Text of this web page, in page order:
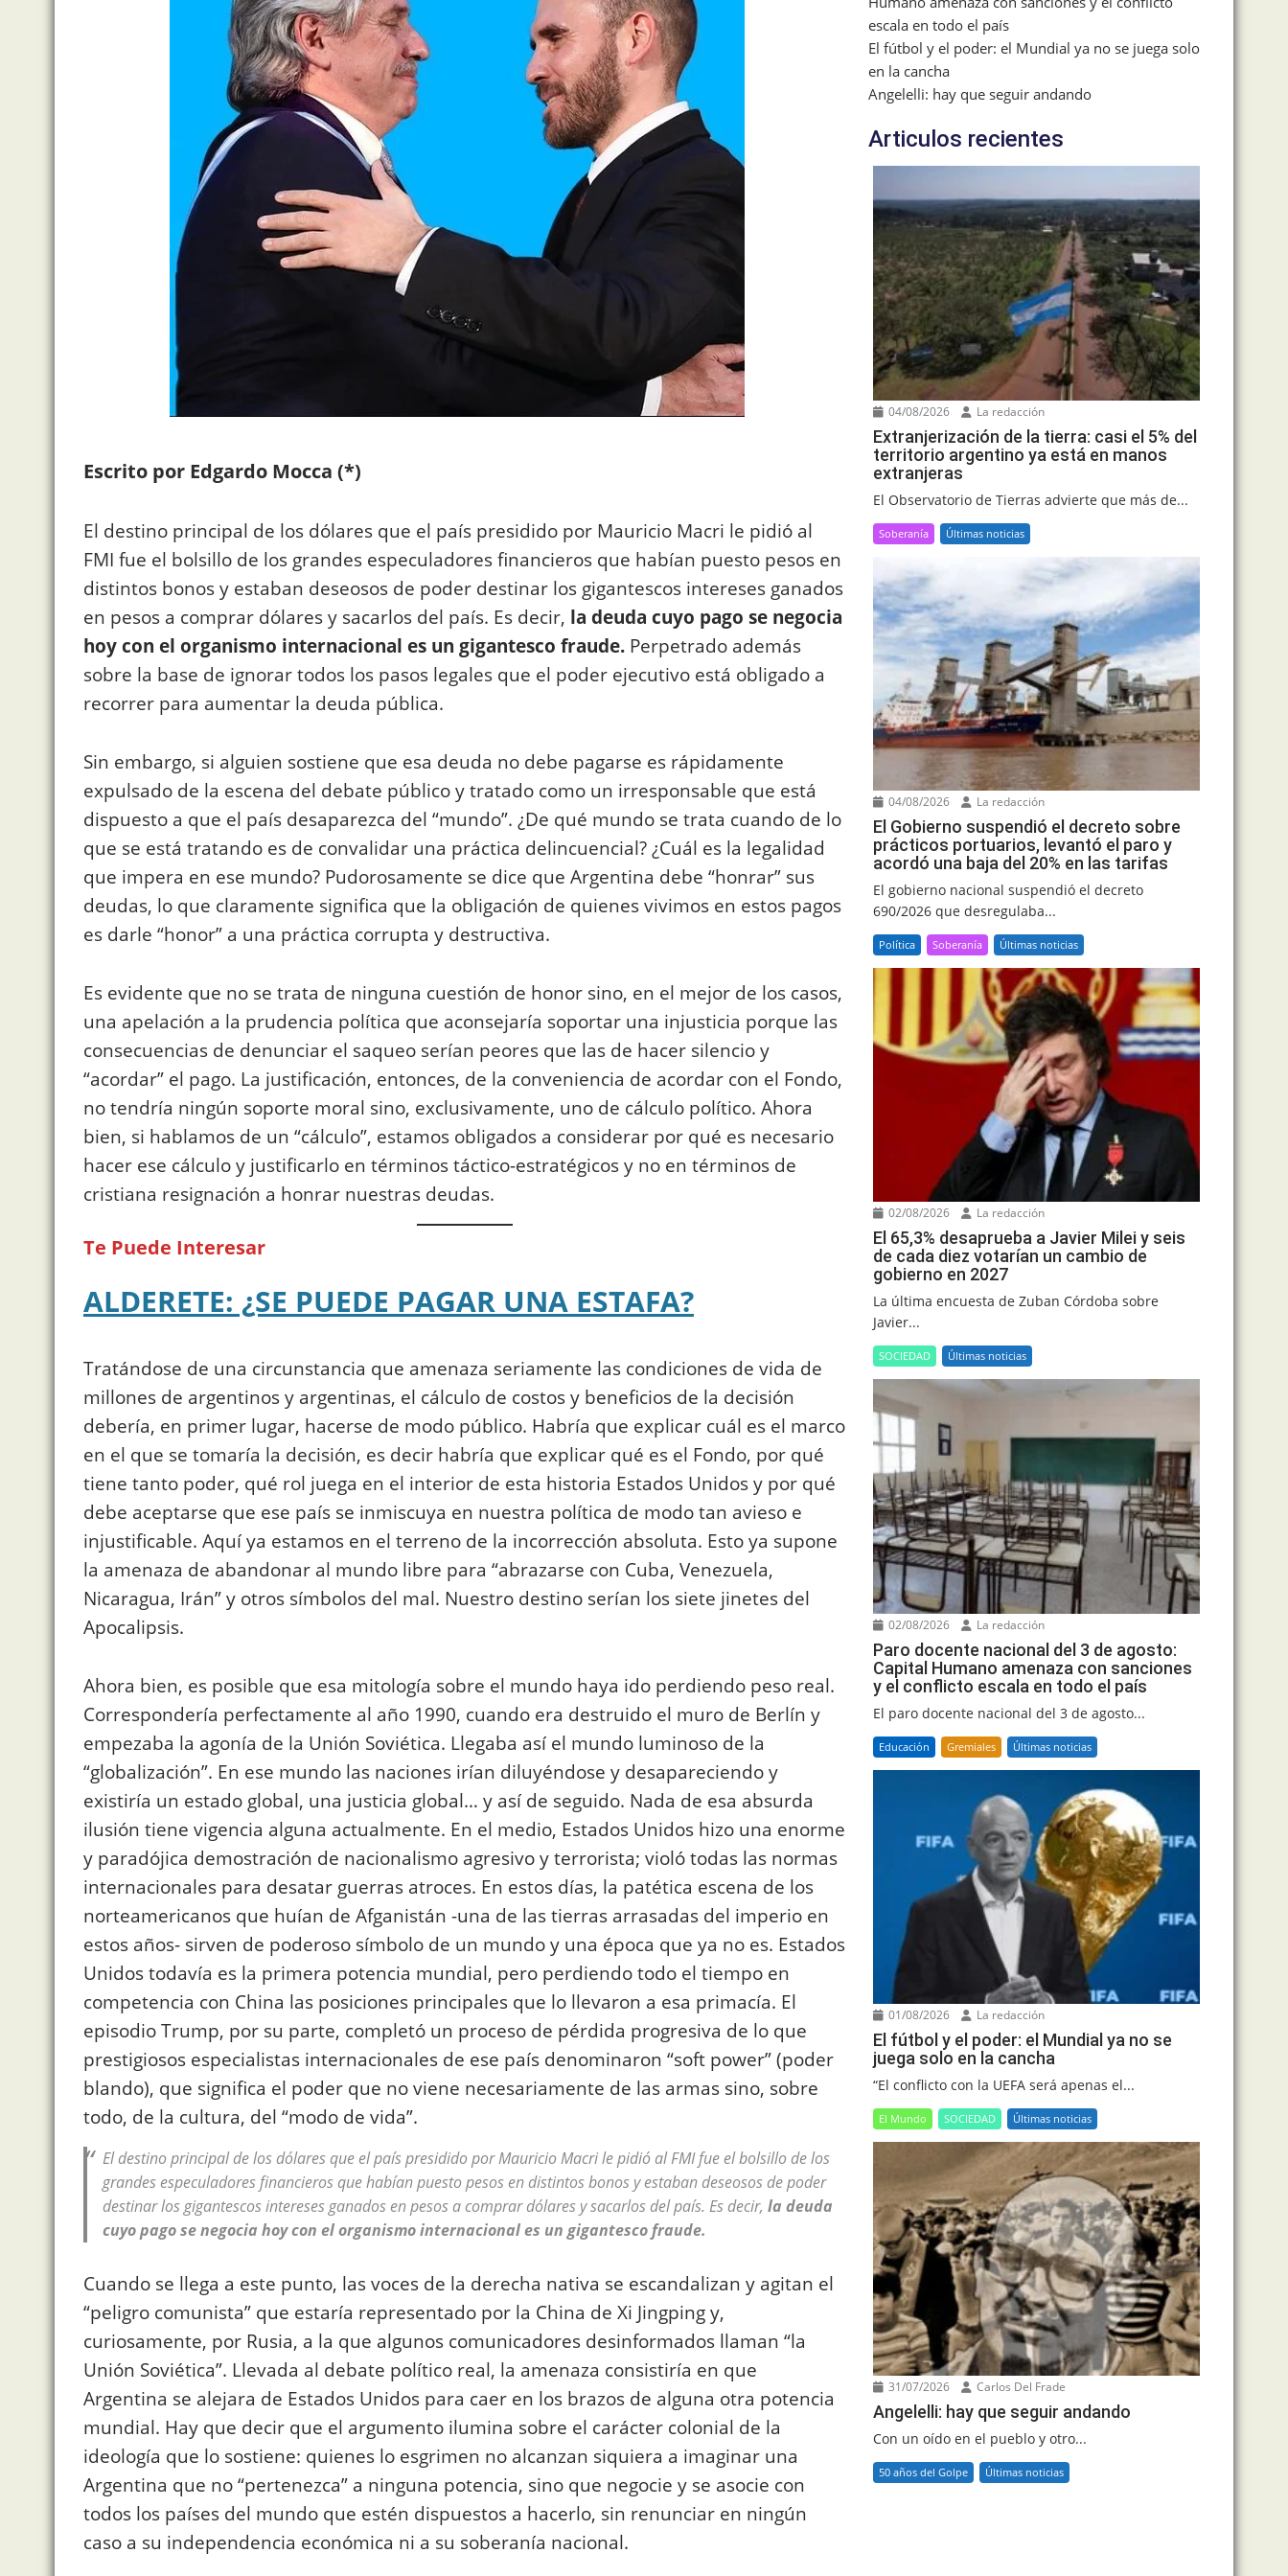
Escrito por Edgardo Mocca (*)
El destino principal de los dólares que el país presidido por Mauricio Macri le pidió al
FMI fue el bolsillo de los grandes especuladores financieros que habían puesto pesos en
distintos bonos y estaban deseosos de poder destinar los gigantescos intereses ganados
en pesos a comprar dólares y sacarlos del país. Es decir, la deuda cuyo pago se negocia
hoy con el organismo internacional es un gigantesco fraude. Perpetrado además
sobre la base de ignorar todos los pasos legales que el poder ejecutivo está obligado a
recorrer para aumentar la deuda pública.
Sin embargo, si alguien sostiene que esa deuda no debe pagarse es rápidamente
expulsado de la escena del debate público y tratado como un irresponsable que está
dispuesto a que el país desaparezca del “mundo”. ¿De qué mundo se trata cuando de lo
que se está tratando es de convalidar una práctica delincuencial? ¿Cuál es la legalidad
que impera en ese mundo? Pudorosamente se dice que Argentina debe “honrar” sus
deudas, lo que claramente significa que la obligación de quienes vivimos en estos pagos
es darle “honor” a una práctica corrupta y destructiva.
Es evidente que no se trata de ninguna cuestión de honor sino, en el mejor de los casos,
una apelación a la prudencia política que aconsejaría soportar una injusticia porque las
consecuencias de denunciar el saqueo serían peores que las de hacer silencio y
“acordar” el pago. La justificación, entonces, de la conveniencia de acordar con el Fondo,
no tendría ningún soporte moral sino, exclusivamente, uno de cálculo político. Ahora
bien, si hablamos de un “cálculo”, estamos obligados a considerar por qué es necesario
hacer ese cálculo y justificarlo en términos táctico-estratégicos y no en términos de
cristiana resignación a honrar nuestras deudas.
Te Puede Interesar
ALDERETE: ¿SE PUEDE PAGAR UNA ESTAFA?
Tratándose de una circunstancia que amenaza seriamente las condiciones de vida de
millones de argentinos y argentinas, el cálculo de costos y beneficios de la decisión
debería, en primer lugar, hacerse de modo público. Habría que explicar cuál es el marco
en el que se tomaría la decisión, es decir habría que explicar qué es el Fondo, por qué
tiene tanto poder, qué rol juega en el interior de esta historia Estados Unidos y por qué
debe aceptarse que ese país se inmiscuya en nuestra política de modo tan avieso e
injustificable. Aquí ya estamos en el terreno de la incorrección absoluta. Esto ya supone
la amenaza de abandonar al mundo libre para “abrazarse con Cuba, Venezuela,
Nicaragua, Irán” y otros símbolos del mal. Nuestro destino serían los siete jinetes del
Apocalipsis.
Ahora bien, es posible que esa mitología sobre el mundo haya ido perdiendo peso real.
Correspondería perfectamente al año 1990, cuando era destruido el muro de Berlín y
empezaba la agonía de la Unión Soviética. Llegaba así el mundo luminoso de la
“globalización”. En ese mundo las naciones irían diluyéndose y desapareciendo y
existiría un estado global, una justicia global… y así de seguido. Nada de esa absurda
ilusión tiene vigencia alguna actualmente. En el medio, Estados Unidos hizo una enorme
y paradójica demostración de nacionalismo agresivo y terrorista; violó todas las normas
internacionales para desatar guerras atroces. En estos días, la patética escena de los
norteamericanos que huían de Afganistán -una de las tierras arrasadas del imperio en
estos años- sirven de poderoso símbolo de un mundo y una época que ya no es. Estados
Unidos todavía es la primera potencia mundial, pero perdiendo todo el tiempo en
competencia con China las posiciones principales que lo llevaron a esa primacía. El
episodio Trump, por su parte, completó un proceso de pérdida progresiva de lo que
prestigiosos especialistas internacionales de ese país denominaron “soft power” (poder
blando), que significa el poder que no viene necesariamente de las armas sino, sobre
todo, de la cultura, del “modo de vida”.
El destino principal de los dólares que el país presidido por Mauricio Macri le pidió al FMI fue el bolsillo de los
grandes especuladores financieros que habían puesto pesos en distintos bonos y estaban deseosos de poder
destinar los gigantescos intereses ganados en pesos a comprar dólares y sacarlos del país. Es decir, la deuda
cuyo pago se negocia hoy con el organismo internacional es un gigantesco fraude.
Cuando se llega a este punto, las voces de la derecha nativa se escandalizan y agitan el
“peligro comunista” que estaría representado por la China de Xi Jingping y,
curiosamente, por Rusia, a la que algunos comunicadores desinformados llaman “la
Unión Soviética”. Llevada al debate político real, la amenaza consistiría en que
Argentina se alejara de Estados Unidos para caer en los brazos de alguna otra potencia
mundial. Hay que decir que el argumento ilumina sobre el carácter colonial de la
ideología que lo sostiene: quienes lo esgrimen no alcanzan siquiera a imaginar una
Argentina que no “pertenezca” a ninguna potencia, sino que negocie y se asocie con
todos los países del mundo que estén dispuestos a hacerlo, sin renunciar en ningún
caso a su independencia económica ni a su soberanía nacional.
escala en todo el país
El fútbol y el poder: el Mundial ya no se juega solo
en la cancha
Angelelli: hay que seguir andando
Articulos recientes
04/08/2026 La redacción
Extranjerización de la tierra: casi el 5% del
territorio argentino ya está en manos
extranjeras
El Observatorio de Tierras advierte que más de...
Soberanía Últimas noticias
04/08/2026 La redacción
El Gobierno suspendió el decreto sobre
prácticos portuarios, levantó el paro y
acordó una baja del 20% en las tarifas
El gobierno nacional suspendió el decreto
690/2026 que desregulaba...
Política Soberanía Últimas noticias
02/08/2026 La redacción
El 65,3% desaprueba a Javier Milei y seis
de cada diez votarían un cambio de
gobierno en 2027
La última encuesta de Zuban Córdoba sobre
Javier...
SOCIEDAD Últimas noticias
02/08/2026 La redacción
Paro docente nacional del 3 de agosto:
Capital Humano amenaza con sanciones
y el conflicto escala en todo el país
El paro docente nacional del 3 de agosto...
Educación Gremiales Últimas noticias
01/08/2026 La redacción
El fútbol y el poder: el Mundial ya no se
juega solo en la cancha
“El conflicto con la UEFA será apenas el...
El Mundo SOCIEDAD Últimas noticias
31/07/2026 Carlos Del Frade
Angelelli: hay que seguir andando
Con un oído en el pueblo y otro...
50 años del Golpe Últimas noticias